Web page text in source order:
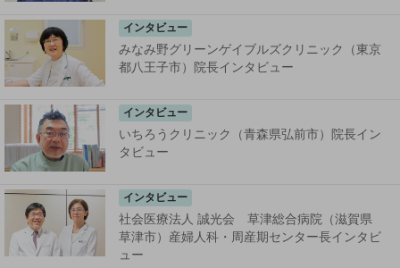
インタビュー
みなみ野グリーンゲイブルズクリニック（東京
都八王子市）院長インタビュー
インタビュー
いちろうクリニック（青森県弘前市）院長イン
タビュー
インタビュー
社会医療法人 誠光会 草津総合病院（滋賀県
草津市）産婦人科・周産期センター長インタビ
ュー